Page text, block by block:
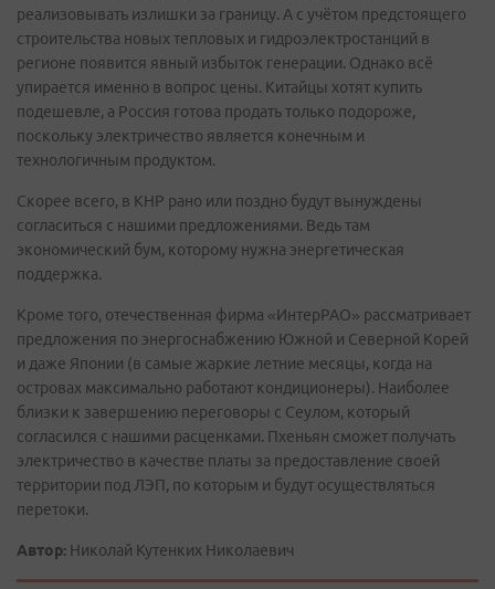
реализовывать излишки за границу. А с учётом предстоящего
строительства новых тепловых и гидроэлектростанций в
регионе появится явный избыток генерации. Однако всё
упирается именно в вопрос цены. Китайцы хотят купить
подешевле, а Россия готова продать только подороже,
поскольку электричество является конечным и
технологичным продуктом.
Скорее всего, в КНР рано или поздно будут вынуждены
согласиться с нашими предложениями. Ведь там
экономический бум, которому нужна энергетическая
поддержка.
Кроме того, отечественная фирма «ИнтерРАО» рассматривает
предложения по энергоснабжению Южной и Северной Корей
и даже Японии (в самые жаркие летние месяцы, когда на
островах максимально работают кондиционеры). Наиболее
близки к завершению переговоры с Сеулом, который
согласился с нашими расценками. Пхеньян сможет получать
электричество в качестве платы за предоставление своей
территории под ЛЭП, по которым и будут осуществляться
перетоки.
Автор: Николай Кутенких Николаевич